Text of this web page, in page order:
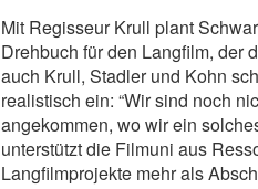
Mit Regisseur Krull plant
Drehbuch für den Langfilm, der
auch Krull, Stadler und Kohn
realistisch ein: “Wir sind noch
angekommen, wo wir ein
unterstützt die Filmuni aus
Langfilmprojekte mehr als